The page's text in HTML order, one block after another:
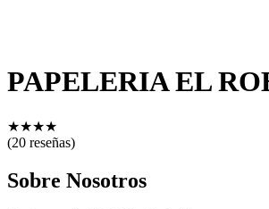
PAPELERIA EL
★★★★
(20 reseñas)
Sobre Nosotros